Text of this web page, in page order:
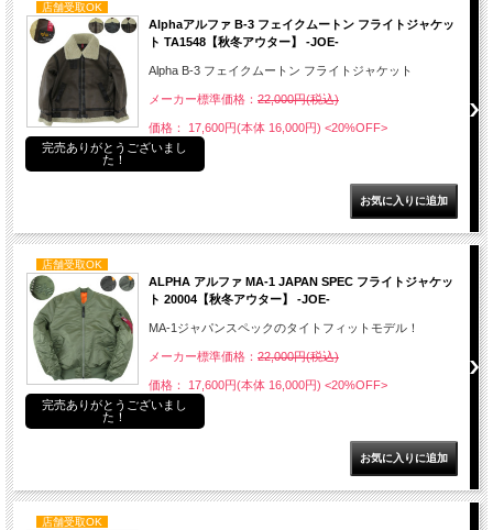
店舗受取OK
Alphaアルファ B-3 フェイクムートン フライトジャケッ
ト TA1548【秋冬アウター】 -JOE-
Alpha B-3 フェイクムートン フライトジャケット
メーカー標準価格： 22,000円(税込)
価格： 17,600円(本体 16,000円) <20%OFF>
完売ありがとうございまし
た！
店舗受取OK
ALPHA アルファ MA-1 JAPAN SPEC フライトジャケッ
ト 20004【秋冬アウター】 -JOE-
MA-1ジャパンスペックのタイトフィットモデル！
メーカー標準価格： 22,000円(税込)
価格： 17,600円(本体 16,000円) <20%OFF>
完売ありがとうございまし
た！
店舗受取OK